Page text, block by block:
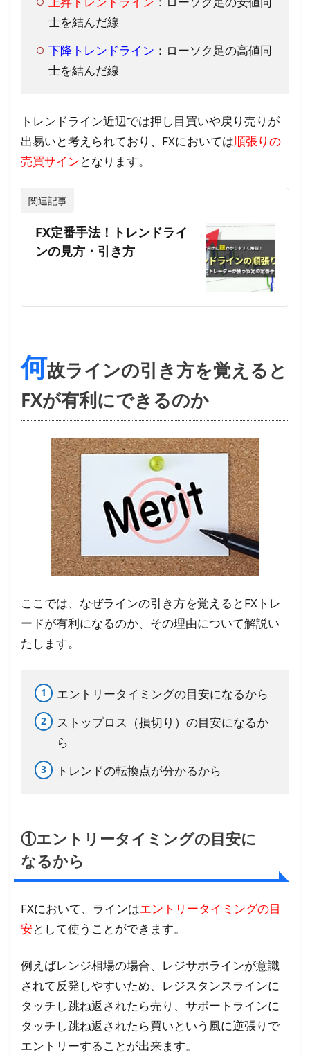
平
ン
の
引
方
①多
く止
いる
②急
上昇
もし
くは
急下
落し
た起
点
3.3
③高
値と
安値
4
FX
の
ン
ラ
ン
の
5
FX
イン
トレ
の基
礎を
で覚
える
に
士を結んだ線
下降トレンドライン ：ローソク足の高値同
士を結んだ線
トレンドライン近辺では押し目買いや戻り売りが
出易いと考えられており、FXにおいては順張りの
売買サインとなります。
関連記事
FX定番手法！トレンドライ
ンの見方・引き方
何故ラインの引き方を覚えると
FXが有利にできるのか
ここでは、なぜラインの引き方を覚えるとFXトレ
ードが有利になるのか、その理由について解説い
たします。
エントリータイミングの目安になるから
ストップロス（損切り）の目安になるか
ら
トレンドの転換点が分かるから
①エントリータイミングの目安に
なるから
FXにおいて、ラインはエントリータイミングの目
安として使うことができます。
例えばレンジ相場の場合、レジサポラインが意識
されて反発しやすいため、レジスタンスラインに
タッチし跳ね返されたら売り、サポートラインに
タッチし跳ね返されたら買いという風に逆張りで
エントリーすることが出来ます。